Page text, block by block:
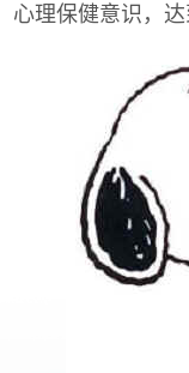
心理保健意识，